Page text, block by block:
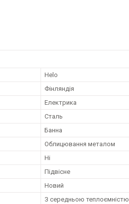
Helo
Фінляндія
Електрика
Сталь
Банна
Облицювання металом
Ні
Підвісне
Новий
З середньою теплоємністю